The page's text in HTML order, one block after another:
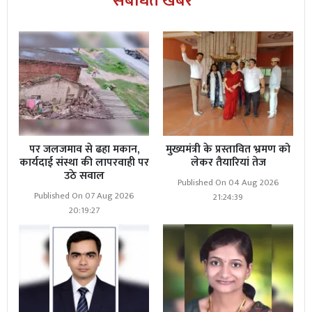
पर जलजमाव से ढहा मकान,
कार्यदाई संस्था की लापरवाही पर
उठे सवाल
Published On 07 Aug 2026
20:19:27
मुख्यमंत्री के प्रस्तावित भ्रमण को
लेकर तैयारियां तेज
Published On 04 Aug 2026
21:24:39